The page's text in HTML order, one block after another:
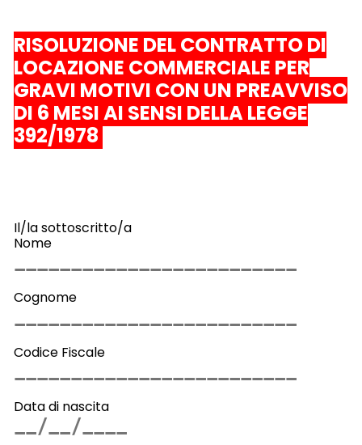
RISOLUZIONE DEL CONTRATTO DI
LOCAZIONE COMMERCIALE PER
GRAVI MOTIVI CON UN PREAVVISO
DI 6 MESIAI SENSI DELLA LEGGE
392/1978
Il/la sottoscritto/a
Nome
Cognome
Codice Fiscale
Data di nascita